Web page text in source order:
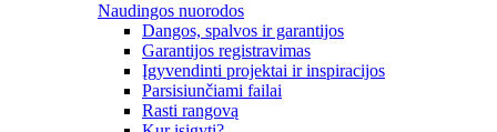
Naudingos nuorodos
Dangos, spalvos ir garantijos
Garantijos registravimas
Įgyvendinti projektai ir inspiracijos
Parsisiunčiami failai
Rasti rangovą